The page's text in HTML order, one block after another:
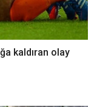
kaldıran olay